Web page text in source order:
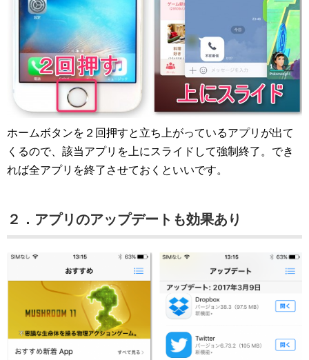
ホームボタンを２回押すと立ち上がっているアプリが出て
くるので、該当アプリを上にスライドして強制終了。でき
れば全アプリを終了させておくといいです。
２．アプリのアップデートも効果あり